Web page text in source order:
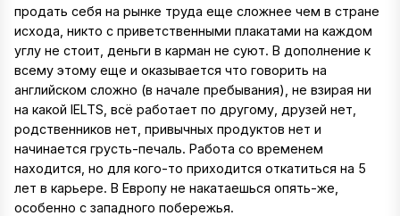
продать себя на рынке труда еще сложнее чем в стране
исхода, никто с приветственными плакатами на каждом
углу не стоит, деньги в карман не суют. В дополнение к
всему этому еще и оказывается что говорить на
английском сложно (в начале пребывания), не взирая ни
на какой IELTS, всё работает по другому, друзей нет,
родственников нет, привычных продуктов нет и
начинается грусть-печаль. Работа со временем
находится, но для кого-то приходится откатиться на 5
лет в карьере. В Европу не накатаешься опять-же,
особенно с западного побережья.